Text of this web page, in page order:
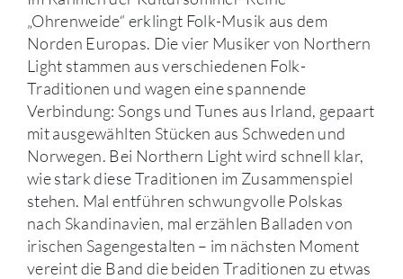
„Ohrenweide“ erklingt Folk-Musik aus dem
Norden Europas. Die vier Musiker von Northern
Light stammen aus verschiedenen Folk-
Traditionen und wagen eine spannende
Verbindung: Songs und Tunes aus Irland, gepaart
mit ausgewählten Stücken aus Schweden und
Norwegen. Bei Northern Light wird schnell klar,
wie stark diese Traditionen im Zusammenspiel
stehen. Mal entführen schwungvolle Polskas
nach Skandinavien, mal erzählen Balladen von
irischen Sagengestalten – im nächsten Moment
vereint die Band die beiden Traditionen zu etwas